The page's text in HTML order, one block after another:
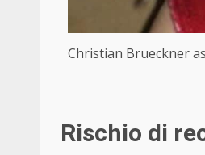
Christian Brueckner
Rischio di